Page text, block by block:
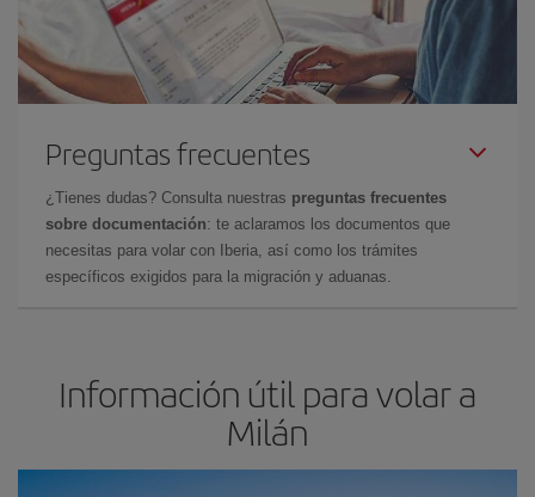
Preguntas frecuentes
¿Tienes dudas? Consulta nuestras preguntas frecuentes
sobre documentación: te aclaramos los documentos que
necesitas para volar con Iberia, así como los trámites
específicos exigidos para la migración y aduanas.
Información útil para volar a
Milán